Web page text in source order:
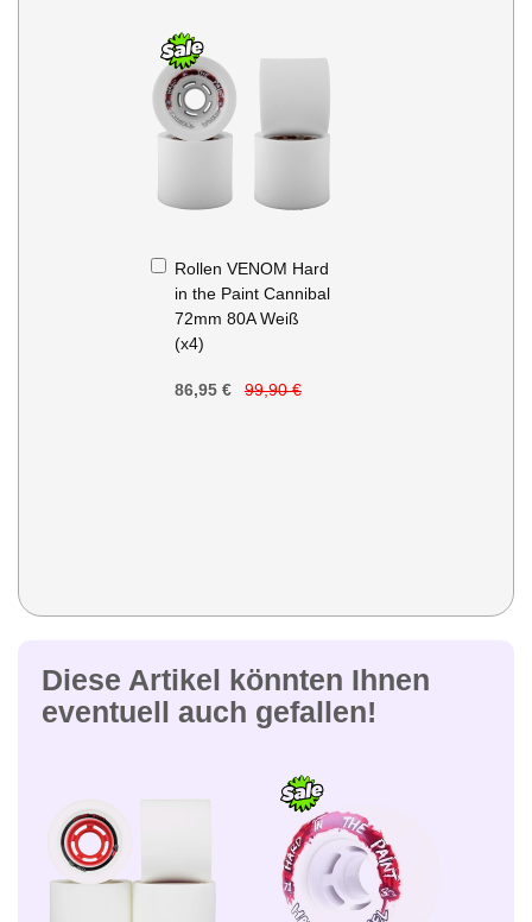
Rollen VENOM Hard
in the Paint Cannibal
72mm 80A Weiß
(x4)
86,95 € 99,90 €
In
den
Warenkorb
Diese Artikel könnten Ihnen
eventuell auch gefallen!